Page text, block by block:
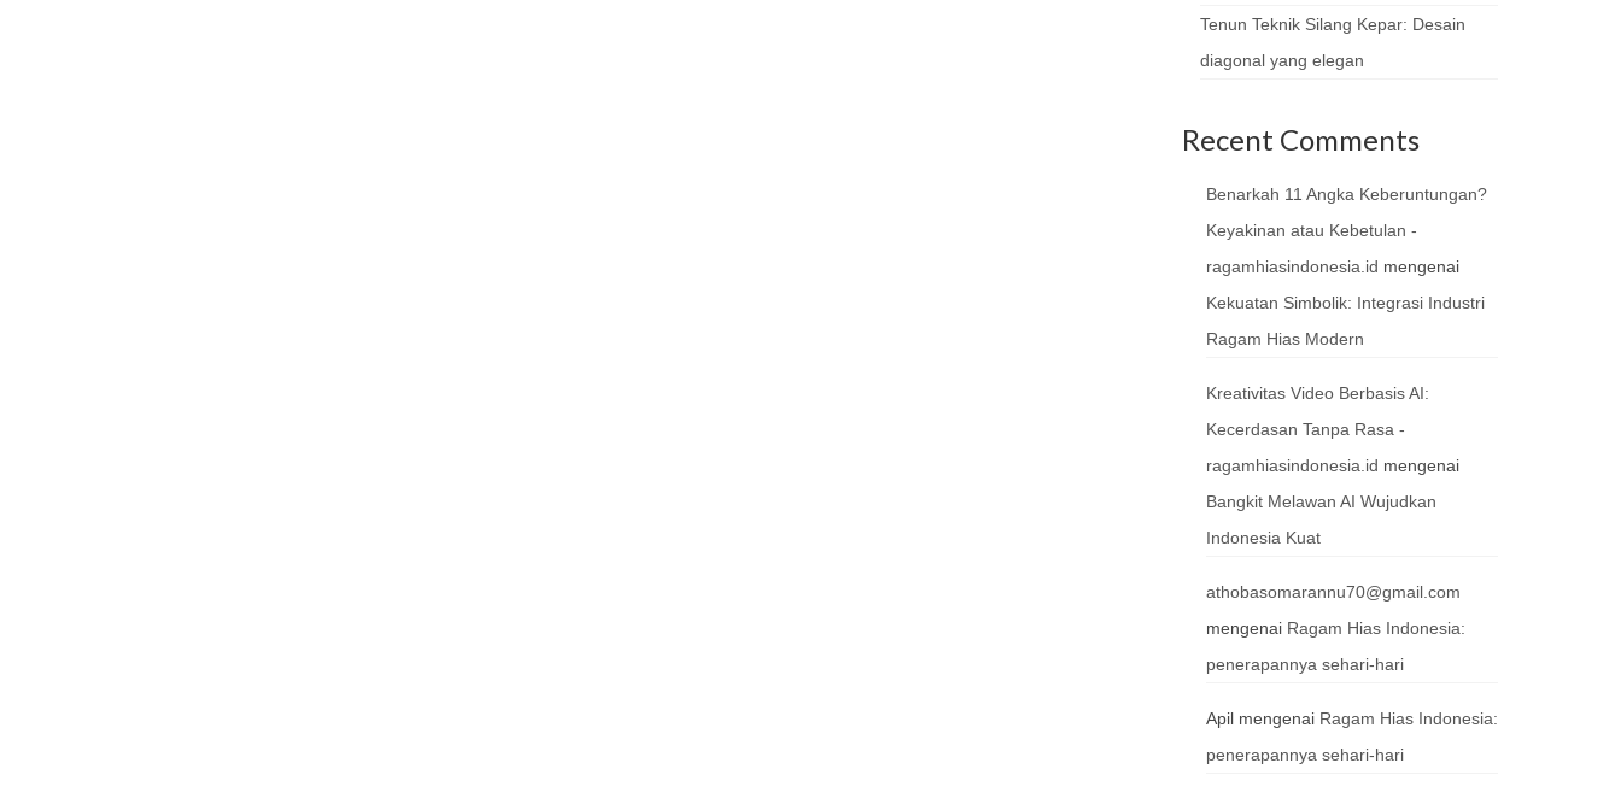
Tenun Teknik Silang Kepar: Desain
diagonal yang elegan
Recent Comments
Benarkah 11 Angka Keberuntungan?
Keyakinan atau Kebetulan -
ragamhiasindonesia.id mengenai
Kekuatan Simbolik: Integrasi Industri
Ragam Hias Modern
Kreativitas Video Berbasis AI:
Kecerdasan Tanpa Rasa -
ragamhiasindonesia.id mengenai
Bangkit Melawan AI Wujudkan
Indonesia Kuat
athobasomarannu70@gmail.com
mengenai Ragam Hias Indonesia:
penerapannya sehari-hari
Apilmengenai Ragam Hias Indonesia:
penerapannya sehari-hari